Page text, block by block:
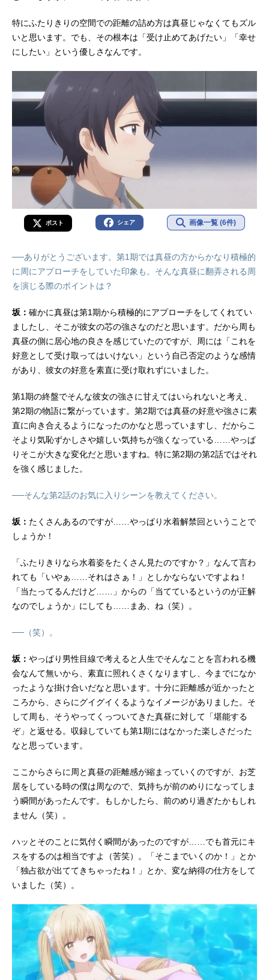
特にふたりきりの空間での距離の詰め方は真昼じゃなくてもズル
いと思います。でも、その根本は「受け止めてあげたい」「幸せ
にしたい」という優しさなんです。
ポスト シェア 画像一覧 (6件)
──ありがとうございます。第1期では真昼の方からかなり積極的
に周にアプローチをしていた印象も。そんな真昼に翻弄される周
を演じる際のポイントは？
坂： 確かに真昼は第1期から積極的にアプローチをしてくれてい
ましたし、そこが彼女の芯の強さなのだと思います。だから周も
真昼の側に居心地の良さを感じていたのですが、周には「これを
好意として受け取ってはいけない」という自己否定のような感情
があり、彼女の好意を素直に受け取れずにいました。
第1期の終盤でそんな彼女の強さに甘えてはいられないと考え、
第2期の物語に繋がっています。第2期では真昼の好意や強さに素
直に向き合えるようになったのかなと思っていますし、だからこ
そより気恥ずかしさや嬉しい気持ちが強くなっている……やっぱ
りそこが大きな変化だと思いますね。特に第2期の第2話ではそれ
を強く感じました。
──そんな第2話のお気に入りシーンを教えてください。
坂： たくさんあるのですが……やっぱり水着解禁回ということで
しょうか！
「ふたりきりなら水着姿をたくさん見たのですか？」なんて言わ
れても「いやぁ……それはさぁ！」としかならないですよね！
「当たってるんだけど……」からの「当てているというのが正解
なのでしょうか」にしても……まあ、ね（笑）。
──（笑）。
坂： やっぱり男性目線で考えると人生でそんなことを言われる機
会なんて無いから、素直に照れくさくなりますし、今までになか
ったような掛け合いだなと思います。十分に距離感が近かったと
ころから、さらにグイグイくるようなイメージがありました。そ
して周も、そうやってくっついてきた真昼に対して「堪能する
ぞ」と返せる。収録していても第1期にはなかった楽しさだった
なと思っています。
ここからさらに周と真昼の距離感が縮まっていくのですが、お芝
居をしている時の僕は周なので、気持ちが前のめりになってしま
う瞬間があったんです。もしかしたら、前のめり過ぎたかもしれ
ません（笑）。
ハッとそのことに気付く瞬間があったのですが……でも首元にキ
スをするのは相当ですよ（苦笑）。「そこまでいくのか！」とか
「独占欲が出ててきちゃったね！」とか、変な納得の仕方をして
いました（笑）。